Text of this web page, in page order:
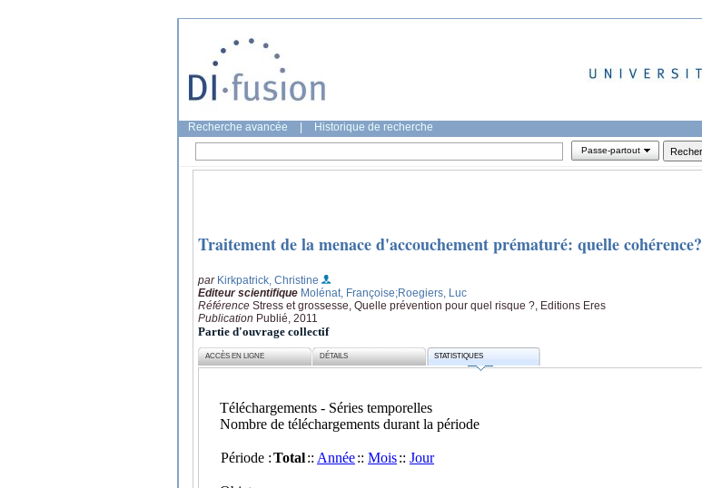
Recherche avancée Historique de recherche
Passe-partout
Traitement de la menace d'accouchement prématuré: quelle cohérence?
par Kirkpatrick, Christine
Editeur scientifique Molénat, Françoise;Roegiers, Luc
Référence Stress et grossesse, Quelle prévention pour quel risque ?, Editions Eres
Publication Publié, 2011
Partie d'ouvrage collectif
ACCÈS EN LIGNE DÉTAILS STATISTIQUES